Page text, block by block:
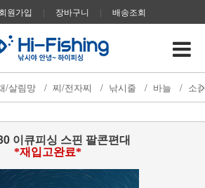
회원가입 | 장바구니 | 배송조회
/살림망 / 찌/전자찌 / 낚시줄 / 바늘 / 소
이큐피싱 스핀 팔콘편대
*재입고완료*